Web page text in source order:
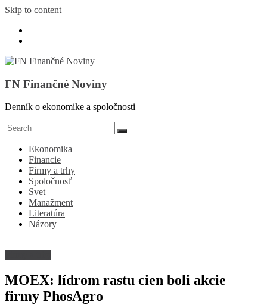
Skip to content
FN Finančné Noviny
Denník o ekonomike a spoločnosti
Ekonomika
Financie
Firmy a trhy
Spoločnosť
Svet
Manažment
Literatúra
Názory
MOEX: lídrom rastu cien boli akcie
firmy PhosAgro